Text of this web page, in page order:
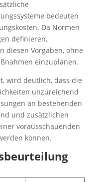
bedeuten
Da Normen
definieren,
diesen Vorgaben, ohne
einzuplanen.
wird deutlich, dass die
unzureichend
an bestehenden
und zusätzlichen
vorausschauenden
können.